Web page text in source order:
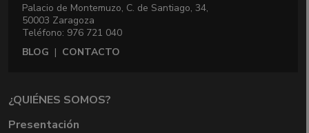
Palacio de Montemuzo, C. de Santiago, 34,
50003 Zaragoza
Teléfono: 976 721 040
BLOG | CONTACTO
¿QUIÉNES SOMOS?
Presentación